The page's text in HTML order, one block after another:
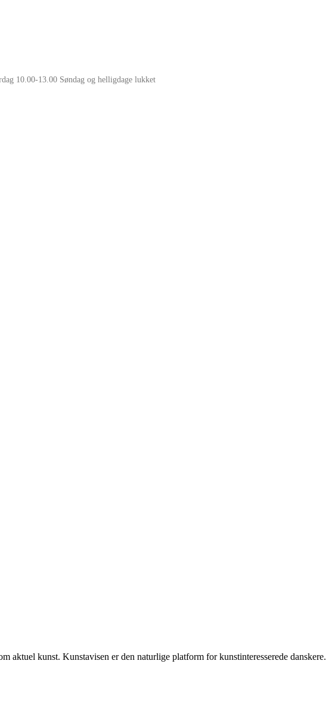
10.00-13.00 Søndag og helligdage lukket
aktuel kunst. Kunstavisen er den naturlige platform for kunstinteresserede danskere.